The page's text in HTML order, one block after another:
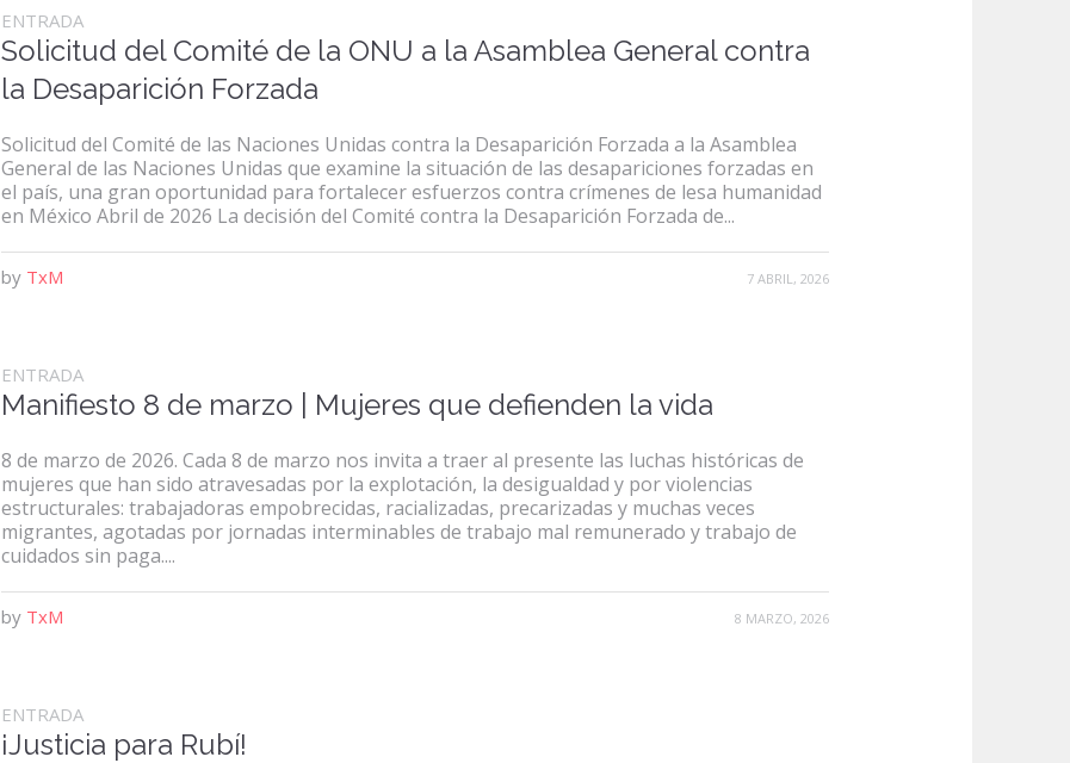
ENTRADA
Solicitud del Comité de la ONU a la Asamblea General contra
la Desaparición Forzada
Solicitud del Comité de las Naciones Unidas contra la Desaparición Forzada a la Asamblea
General de las Naciones Unidas que examine la situación de las desapariciones forzadas en
el país, una gran oportunidad para fortalecer esfuerzos contra crímenes de lesa humanidad
en México Abril de 2026 La decisión del Comité contra la Desaparición Forzada de...
7 ABRIL, 2026
by TxM
ENTRADA
Manifiesto 8 de marzo | Mujeres que defienden la vida
8 de marzo de 2026. Cada 8 de marzo nos invita a traer al presente las luchas históricas de
mujeres que han sido atravesadas por la explotación, la desigualdad y por violencias
estructurales: trabajadoras empobrecidas, racializadas, precarizadas y muchas veces
migrantes, agotadas por jornadas interminables de trabajo mal remunerado y trabajo de
cuidados sin paga....
8 MARZO, 2026
by TxM
ENTRADA
¡Justicia para Rubí!